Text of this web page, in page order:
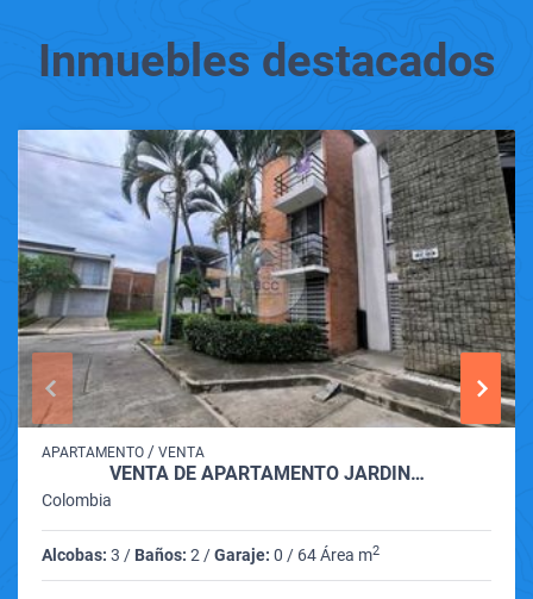
Inmuebles destacados
APARTAMENTO / VENTA
VENTA DE APARTAMENTO JARDIN…
Colombia
Alcobas: 3 / Baños: 2 /Garaje: 0 / 64 Área m2